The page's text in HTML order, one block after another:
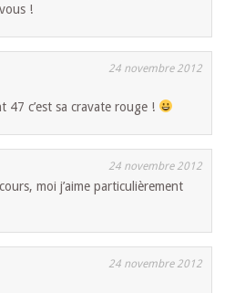
!
24 novembre 2012
47 c’est sa cravate rouge !
24 novembre 2012
moi j’aime particulièrement
24 novembre 2012